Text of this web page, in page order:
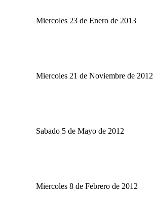
Miercoles 23 de Enero de 2013
Miercoles 21 de Noviembre de 2012
Sabado 5 de Mayo de 2012
Miercoles 8 de Febrero de 2012